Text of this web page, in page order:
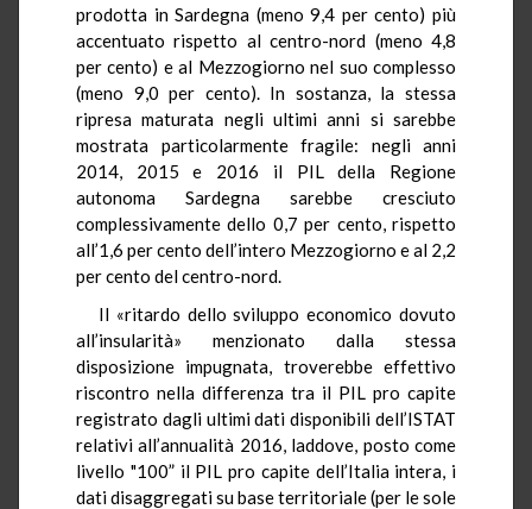
prodotta in Sardegna (meno 9,4 per cento) più
accentuato rispetto al centro-nord (meno 4,8
per cento) e al Mezzogiorno nel suo complesso
(meno 9,0 per cento). In sostanza, la stessa
ripresa maturata negli ultimi anni si sarebbe
mostrata particolarmente fragile: negli anni
2014, 2015 e 2016 il PIL della Regione
autonoma Sardegna sarebbe cresciuto
complessivamente dello 0,7 per cento, rispetto
all’1,6 per cento dell’intero Mezzogiorno e al 2,2
per cento del centro-nord.
Il «ritardo dello sviluppo economico dovuto
all’insularità» menzionato dalla stessa
disposizione impugnata, troverebbe effettivo
riscontro nella differenza tra il PIL pro capite
registrato dagli ultimi dati disponibili dell’ISTAT
relativi all’annualità 2016, laddove, posto come
livello "100” il PIL pro capite dell’Italia intera, i
dati disaggregati su base territoriale (per le sole